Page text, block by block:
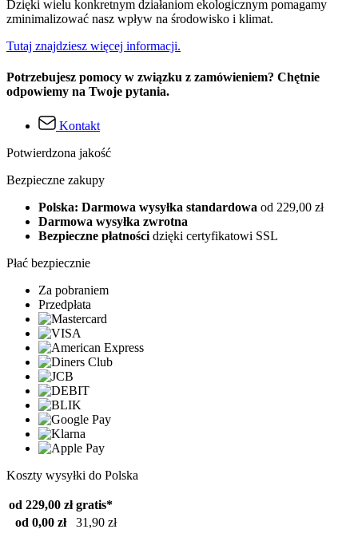
Dzięki wielu konkretnym działaniom ekologicznym pomagamy
zminimalizować nasz wpływ na środowisko i klimat.
Tutaj znajdziesz więcej informacji.
Potrzebujesz pomocy w związku z zamówieniem? Chętnie
odpowiemy na Twoje pytania.
Kontakt
Potwierdzona jakość
Bezpieczne zakupy
Polska: Darmowa wysyłka standardowa od 229,00 zł
Darmowa wysyłka zwrotna
Bezpieczne płatności dzięki certyfikatowi SSL
Płać bezpiecznie
Za pobraniem
Przedpłata
Koszty wysyłki do Polska
od 229,00 zł gratis*
od 0,00 zł
31,90 zł